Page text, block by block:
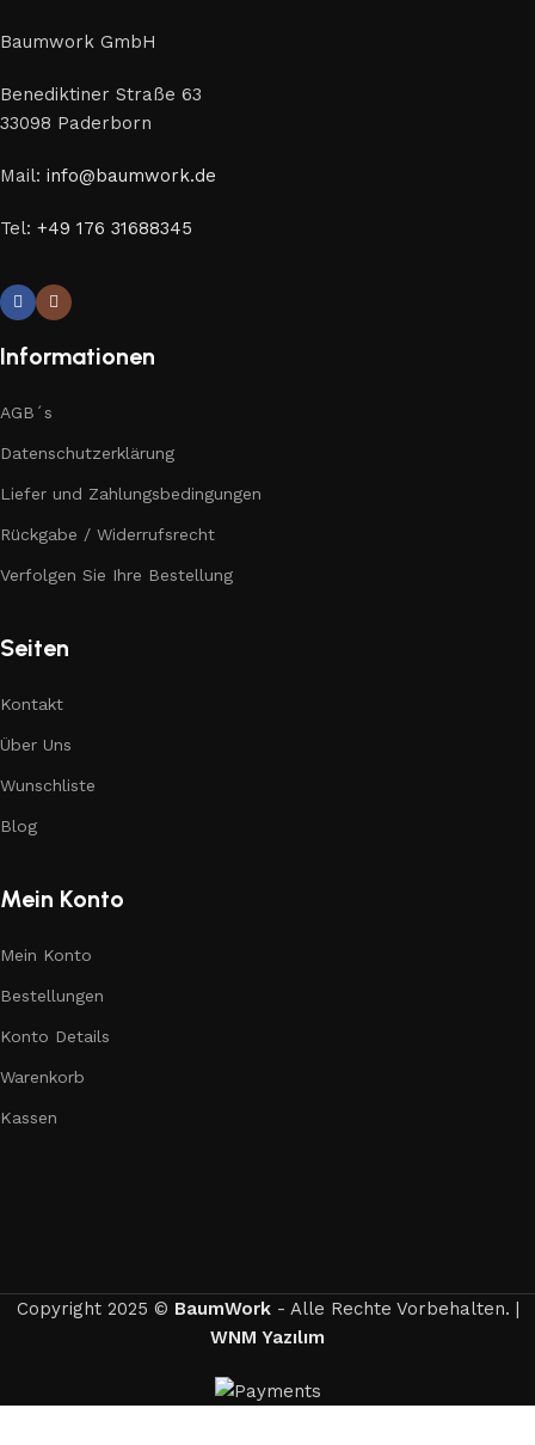
Baumwork GmbH
Benediktiner Straße 63
33098 Paderborn
Mail: info@baumwork.de
Tel: +49 176 31688345
Informationen
AGB´s
Datenschutzerklärung
Liefer und Zahlungsbedingungen
Rückgabe / Widerrufsrecht
Verfolgen Sie Ihre Bestellung
Seiten
Kontakt
Über Uns
Wunschliste
Blog
Mein Konto
Mein Konto
Bestellungen
Konto Details
Warenkorb
Kassen
Copyright 2025 © BaumWork- Alle Rechte Vorbehalten. |
WNM Yazılım